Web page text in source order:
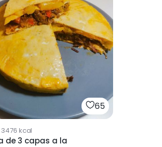
65
3476 kcal
de 3 capas a la